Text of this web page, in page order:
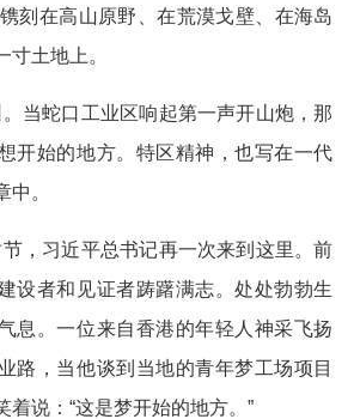
刻在高山原野、在荒漠戈壁、在海岛
土地上。
当蛇口工业区响起第一声开山炮，那
开始的地方。特区精神，也写在一代
。
，习近平总书记再一次来到这里。前
设者和见证者踌躇满志。处处勃勃生
息。一位来自香港的年轻人神采飞扬
路，当他谈到当地的青年梦工场项目
着说：“这是梦开始的地方。”